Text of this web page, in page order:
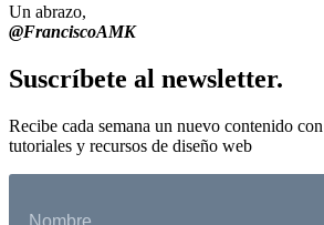
Un abrazo,
@FranciscoAMK
Suscríbete al newsletter.
Recibe cada semana un nuevo contenido
tutoriales y recursos de diseño web